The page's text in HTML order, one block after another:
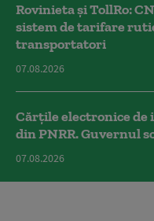
Rovinieta și TollRo:
sistem de tarifare
transportatori
07.08.2026
Cărțile electronice
din PNRR. Guvernul
07.08.2026